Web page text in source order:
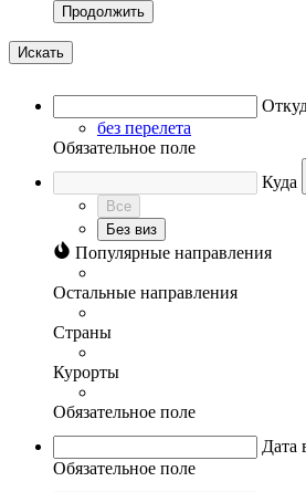
Продолжить
Искать
без перелета
Обязательное поле
Куда
Все
Без виз
Популярные направления
Остальные направления
Страны
Курорты
Обязательное поле
Дата
Обязательное поле